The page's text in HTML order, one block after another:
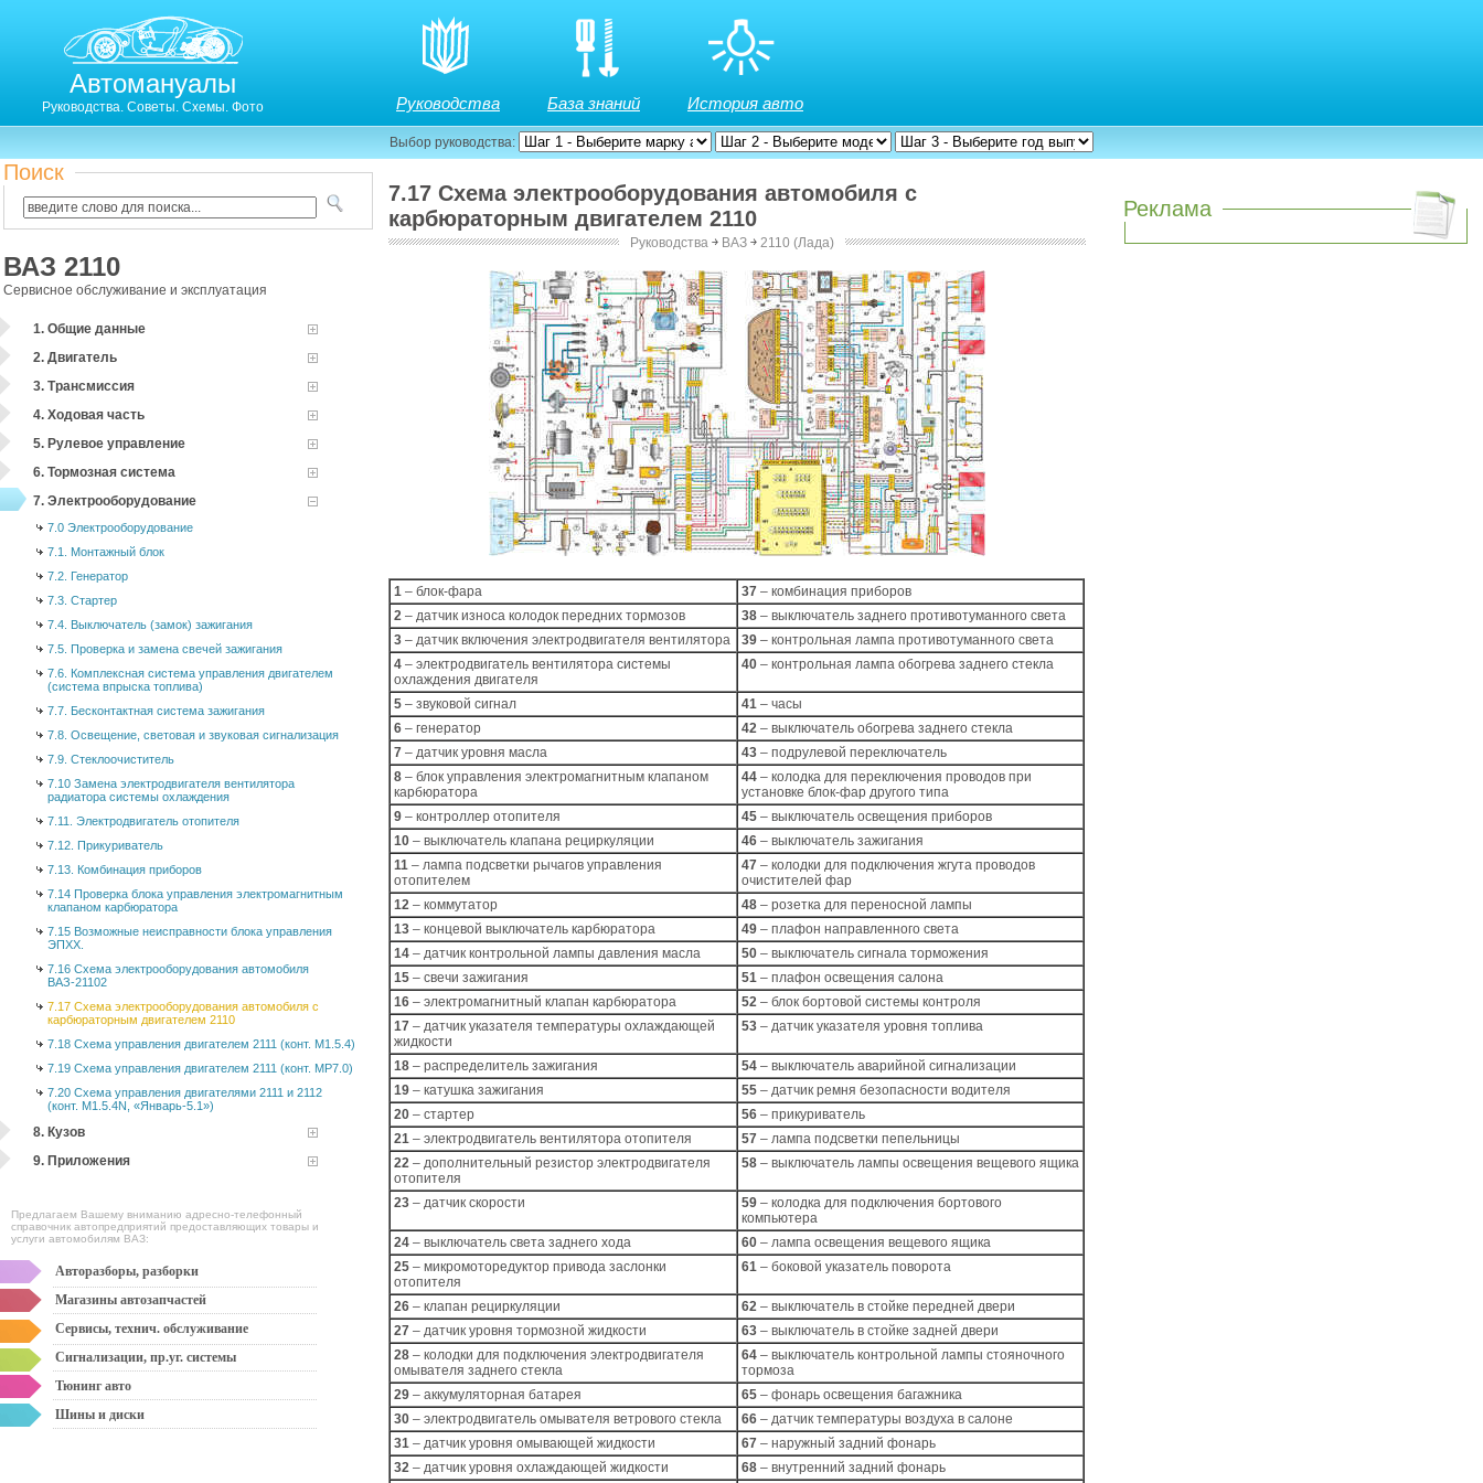
Автомануалы
Руководства. Советы. Схемы. Фото Руководства База знаний История авто
Выбор руководства:
Поиск
ВАЗ 2110
Сервисное обслуживание и эксплуатация
1. Общие данные
2. Двигатель
3. Трансмиссия
4. Ходовая часть
5. Рулевое управление
6. Тормозная система
7. Электрооборудование
7.0 Электрооборудование
7.1. Монтажный блок
7.2. Генератор
7.3. Стартер
7.4. Выключатель (замок) зажигания
7.5. Проверка и замена свечей зажигания
7.6. Комплексная система управления двигателем
(система впрыска топлива)
7.7. Бесконтактная система зажигания
7.8. Освещение, световая и звуковая сигнализация
7.9. Стеклоочиститель
7.10 Замена электродвигателя вентилятора
радиатора системы охлаждения
7.11. Электродвигатель отопителя
7.12. Прикуриватель
7.13. Комбинация приборов
7.14 Проверка блока управления электромагнитным
клапаном карбюратора
7.15 Возможные неисправности блока управления
ЭПХХ.
7.16 Схема электрооборудования автомобиля
ВАЗ-21102
7.17 Схема электрооборудования автомобиля с
карбюраторным двигателем 2110
7.18 Схема управления двигателем 2111 (конт. М1.5.4)
7.19 Схема управления двигателем 2111 (конт. МР7.0)
7.20 Схема управления двигателями 2111 и 2112
(конт. М1.5.4N, «Январь-5.1»)
8. Кузов
9. Приложения
Предлагаем Вашему вниманию адресно-телефонный
справочник автопредприятий предоставляющих товары и
услуги автомобилям ВАЗ:
Авторазборы, разборки
Магазины автозапчастей
Сервисы, технич. обслуживание
Сигнализации, пр.уг. системы
Тюнинг авто
Шины и диски
7.17 Схема электрооборудования автомобиля с
карбюраторным двигателем 2110
Руководства ￫ ВАЗ ￫ 2110 (Лада)
1 – блок-фара 37 – комбинация приборов
2 – датчик износа колодок передних тормозов 38 – выключатель заднего противотуманного света
3 – датчик включения электродвигателя вентилятора 39 – контрольная лампа противотуманного света
4 – электродвигатель вентилятора системы
охлаждения двигателя
40 – контрольная лампа обогрева заднего стекла
5 – звуковой сигнал 41 – часы
6 – генератор 42 – выключатель обогрева заднего стекла
7 – датчик уровня масла 43 – подрулевой переключатель
8 – блок управления электромагнитным клапаном
карбюратора
44 – колодка для переключения проводов при
установке блок-фар другого типа
9 – контроллер отопителя 45 – выключатель освещения приборов
10 – выключатель клапана рециркуляции 46 – выключатель зажигания
11 – лампа подсветки рычагов управления
отопителем
47 – колодки для подключения жгута проводов
очистителей фар
12 – коммутатор 48 – розетка для переносной лампы
13 – концевой выключатель карбюратора 49 – плафон направленного света
14 – датчик контрольной лампы давления масла 50 – выключатель сигнала торможения
15 – свечи зажигания 51 – плафон освещения салона
16 – электромагнитный клапан карбюратора 52 – блок бортовой системы контроля
17 – датчик указателя температуры охлаждающей
жидкости
53 – датчик указателя уровня топлива
18 – распределитель зажигания 54 – выключатель аварийной сигнализации
19 – катушка зажигания 55 – датчик ремня безопасности водителя
20 – стартер 56 – прикуриватель
21 – электродвигатель вентилятора отопителя 57 – лампа подсветки пепельницы
22 – дополнительный резистор электродвигателя
отопителя
58 – выключатель лампы освещения вещевого ящика
23 – датчик скорости 59 – колодка для подключения бортового
компьютера
24 – выключатель света заднего хода 60 – лампа освещения вещевого ящика
25 – микромоторедуктор привода заслонки
отопителя
61 – боковой указатель поворота
26 – клапан рециркуляции 62 – выключатель в стойке передней двери
27 – датчик уровня тормозной жидкости 63 – выключатель в стойке задней двери
28 – колодки для подключения электродвигателя
омывателя заднего стекла
64 – выключатель контрольной лампы стояночного
тормоза
29 – аккумуляторная батарея 65 – фонарь освещения багажника
30 – электродвигатель омывателя ветрового стекла 66 – датчик температуры воздуха в салоне
31 – датчик уровня омывающей жидкости 67 – наружный задний фонарь
32 – датчик уровня охлаждающей жидкости 68 – внутренний задний фонарь
Реклама